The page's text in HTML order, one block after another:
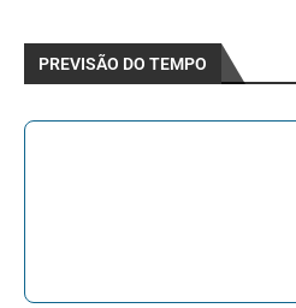
PREVISÃO DO TEMPO